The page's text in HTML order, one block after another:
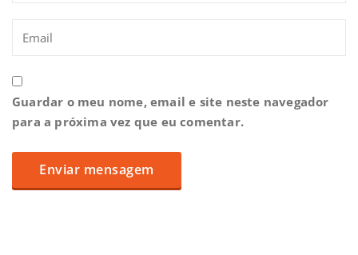
Guardar o meu nome, email e site neste navegador
para a próxima vez que eu comentar.